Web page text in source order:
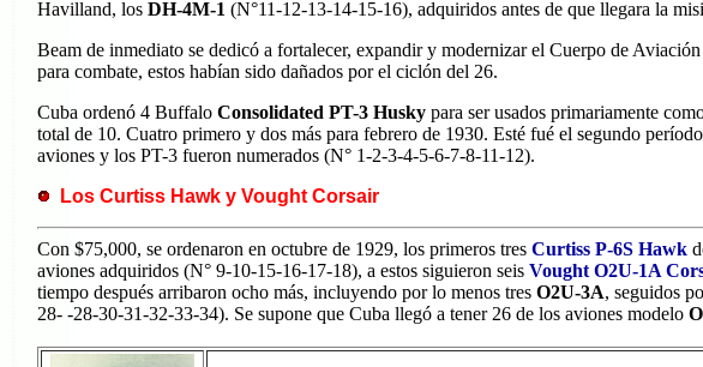
Havilland, losDH-4M-1 (N°11-12-13-14-15-16), adquiridos antes de que llegara la
Beam de inmediato se dedicó a fortalecer, expandir y modernizar el Cuerpo de
para combate, estos habían sido dañados por el ciclón del 26.
Cuba ordenó 4 BuffaloConsolidated PT-3 Husky para ser usados primariamente
total de 10. Cuatro primero y dos más para febrero de 1930. Esté fué el segundo
aviones y los PT-3 fueron numerados (N° 1-2-3-4-5-6-7-8-11-12).
Los Curtiss Hawk y Vought Corsair
Con $75,000, se ordenaron en octubre de 1929, los primeros tresCurtiss P-6S Hawk
aviones adquiridos (N° 9-10-15-16-17-18), a estos siguieron seisVought O2U-1A
tiempo después arribaron ocho más, incluyendo por lo menos tresO2U-3A, seguidos
28- -28-30-31-32-33-34). Se supone que Cuba llegó a tener 26 de los aviones modelo